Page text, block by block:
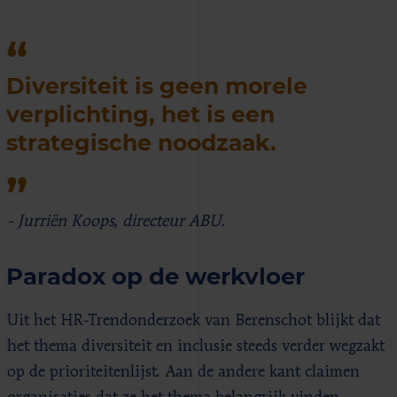
Diversiteit is geen morele
verplichting, het is een
strategische noodzaak.
- Jurriën Koops, directeur ABU.
Paradox op de werkvloer
Uit het HR-Trendonderzoek van Berenschot blijkt dat
het thema diversiteit en inclusie steeds verder wegzakt
op de prioriteitenlijst. Aan de andere kant claimen